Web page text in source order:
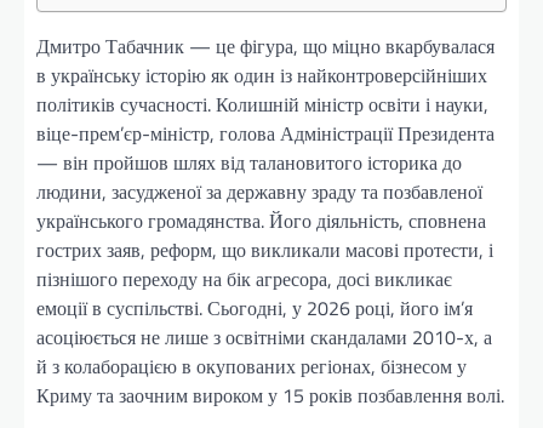
Дмитро Табачник — це фігура, що міцно вкарбувалася
в українську історію як один із найконтроверсійніших
політиків сучасності. Колишній міністр освіти і науки,
віце-прем’єр-міністр, голова Адміністрації Президента
— він пройшов шлях від талановитого історика до
людини, засудженої за державну зраду та позбавленої
українського громадянства. Його діяльність, сповнена
гострих заяв, реформ, що викликали масові протести, і
пізнішого переходу на бік агресора, досі викликає
емоції в суспільстві. Сьогодні, у 2026 році, його ім’я
асоціюється не лише з освітніми скандалами 2010-х, а
й з колаборацією в окупованих регіонах, бізнесом у
Криму та заочним вироком у 15 років позбавлення волі.